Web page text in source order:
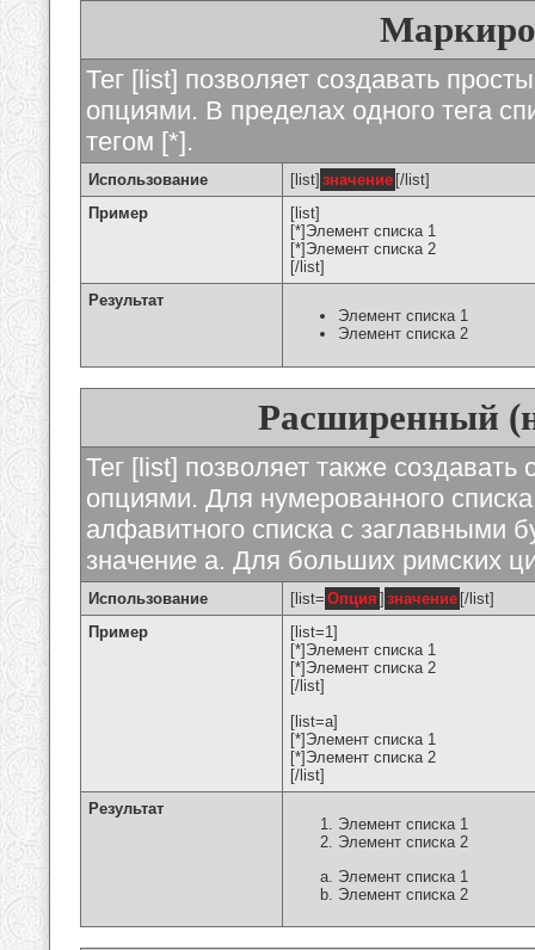
Тег [list] позволяет создавать
опциями. В пределах одного тега
тегом [*].
Использование [list] значение [/list]
Пример
[list]
[*]Элемент списка 1
[*]Элемент списка 2
[/list]
Результат
Элемент списка 1
Элемент списка 2
Расширенный
Тег [list] позволяет также
опциями. Для нумерованного
алфавитного списка с заглавными
значение а. Для больших римских
Использование [list= Опция ] значение [/list]
Пример
[list=1]
[*]Элемент списка 1
[*]Элемент списка 2
[/list]
[list=a]
[*]Элемент списка 1
[*]Элемент списка 2
[/list]
Результат
Элемент списка 1
Элемент списка 2
Элемент списка 1
Элемент списка 2